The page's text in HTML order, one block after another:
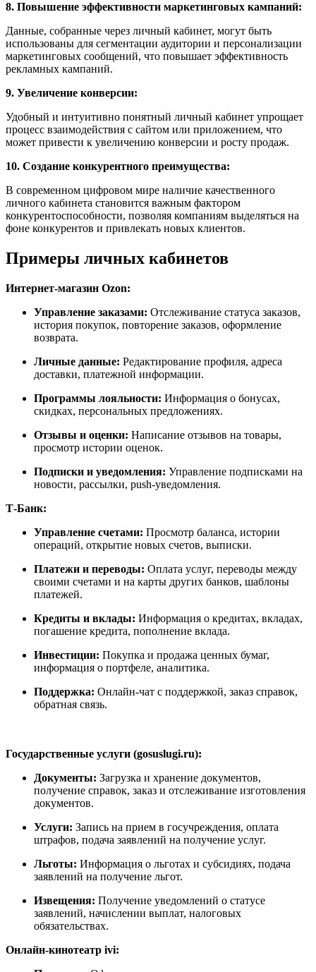
8. Повышение эффективности маркетинговых кампаний:
Данные, собранные через личный кабинет, могут быть
использованы для сегментации аудитории и персонализации
маркетинговых сообщений, что повышает эффективность
рекламных кампаний.
9. Увеличение конверсии:
Удобный и интуитивно понятный личный кабинет упрощает
процесс взаимодействия с сайтом или приложением, что
может привести к увеличению конверсии и росту продаж.
10. Создание конкурентного преимущества:
В современном цифровом мире наличие качественного
личного кабинета становится важным фактором
конкурентоспособности, позволяя компаниям выделяться на
фоне конкурентов и привлекать новых клиентов.
Примеры личных кабинетов
Интернет-магазин Ozon:
Управление заказами: Отслеживание статуса заказов,
история покупок, повторение заказов, оформление
возврата.
Личные данные: Редактирование профиля, адреса
доставки, платежной информации.
Программы лояльности: Информация о бонусах,
скидках, персональных предложениях.
Отзывы и оценки: Написание отзывов на товары,
просмотр истории оценок.
Подписки и уведомления: Управление подписками на
новости, рассылки, push-уведомления.
Т-Банк:
Управление счетами: Просмотр баланса, истории
операций, открытие новых счетов, выписки.
Платежи и переводы: Оплата услуг, переводы между
своими счетами и на карты других банков, шаблоны
платежей.
Кредиты и вклады: Информация о кредитах, вкладах,
погашение кредита, пополнение вклада.
Инвестиции: Покупка и продажа ценных бумаг,
информация о портфеле, аналитика.
Поддержка: Онлайн-чат с поддержкой, заказ справок,
обратная связь.
Государственные услуги (gosuslugi.ru):
Документы: Загрузка и хранение документов,
получение справок, заказ и отслеживание изготовления
документов.
Услуги: Запись на прием в госучреждения, оплата
штрафов, подача заявлений на получение услуг.
Льготы: Информация о льготах и субсидиях, подача
заявлений на получение льгот.
Извещения: Получение уведомлений о статусе
заявлений, начислении выплат, налоговых
обязательствах.
Онлайн-кинотеатр ivi: